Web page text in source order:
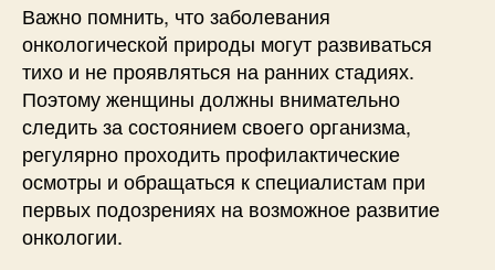
Важно помнить, что заболевания
онкологической природы могут развиваться
тихо и не проявляться на ранних стадиях.
Поэтому женщины должны внимательно
следить за состоянием своего организма,
регулярно проходить профилактические
осмотры и обращаться к специалистам при
первых подозрениях на возможное развитие
онкологии.